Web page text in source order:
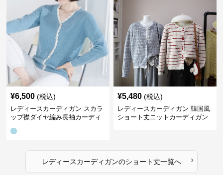
¥6,500 (税込)
レディースカーディガン スカラ
ップ襟ダイヤ編み長袖カーディ
¥5,480 (税込)
レディースカーディガン 韓国風
ショート丈ニットカーディガン
レディースカーディガンのショート丈一覧へ ›